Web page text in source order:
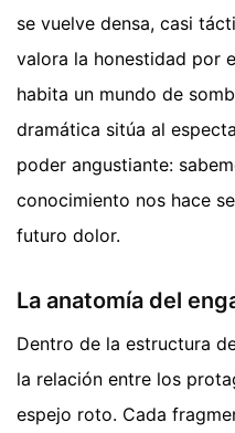
se vuelve densa, casi
valora la honestidad por
habita un mundo de
dramática sitúa al
poder angustiante:
conocimiento nos hace
futuro dolor.
La anatomía del
Dentro de la estructura
la relación entre los
espejo roto. Cada